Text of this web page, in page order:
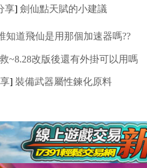
享] 劍仙點天賦的小建議
知道飛仙是用那個加速器嗎??
~8.28改版後還有外掛可以用嗎
] 裝備武器屬性鍊化原料